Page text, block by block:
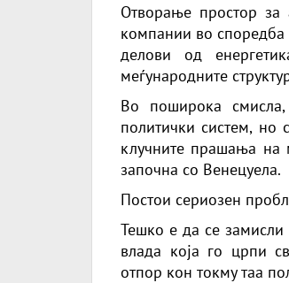
Отворање простор за
компании во споредба
делови од
меѓународните
Во поширока
политички систем, но
клучните прашања на
започна со Венецуела.
Постои сериозен
Тешко е да се замисли
влада која го црпи
отпор кон токму таа